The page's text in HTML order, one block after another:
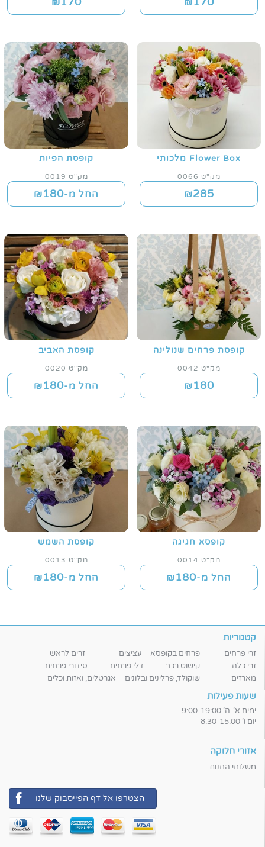
₪
₪
Flower Box מלכותי
מק"ט 0066
₪285
קופסת הפיות
מק"ט 0019
החל מ-₪180
קופסת פרחים שנולינה
מק"ט 0042
₪180
קופסת האביב
מק"ט 0020
החל מ-₪180
קופסא חגיגה
מק"ט 0014
החל מ-₪180
קופסת השמש
מק"ט 0013
החל מ-₪180
קטגוריות
זרי פרחים פרחים בקופסא עציצים
זרים לראש
זרי כלה
קישוט רכב דלי פרחים
סידורי פרחים
מארזים
שוקולד, פרלינים ובלונים אגרטלים, ואזות וכלים
שעות פעילות
ימים א'-ה' 9:00-19:00
יום ו' 8:30-15:00
אזורי חלוקה
משלוחי החנות
הצטרפו אל דף הפייסבוק שלנו